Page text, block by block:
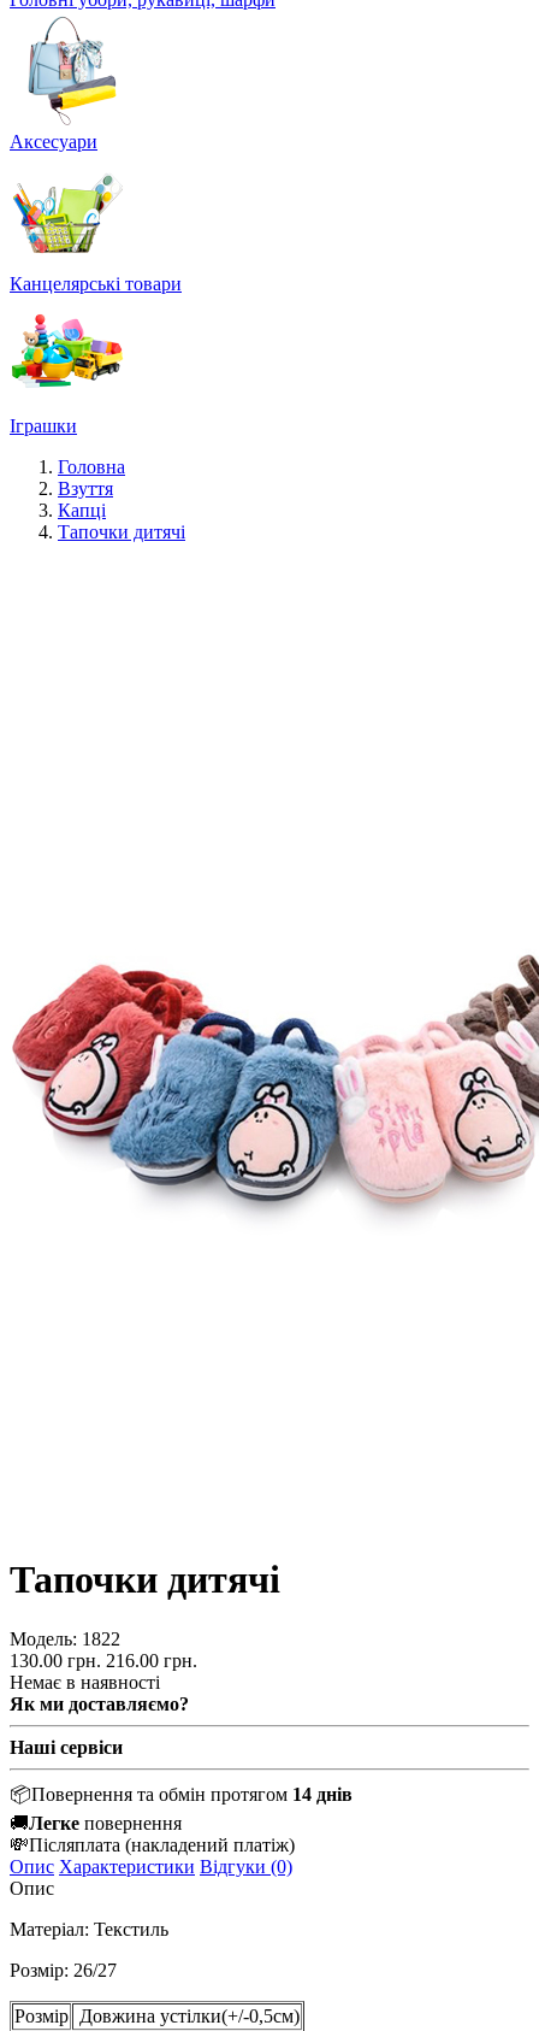
Аксесуари
Канцелярські товари
Іграшки
Головна
Взуття
Капці
Тапочки дитячі
Тапочки дитячі
Модель: 1822
130.00 грн. 216.00 грн.
Немає в наявності
Як ми доставляємо?
Наші сервіси
📦Повернення та обмін протягом 14 днів
🚚Легке повернення
💸Післяплата (накладений платіж)
Опис Характеристики Відгуки (0)
Опис
Матеріал: Текстиль
Розмір: 26/27
Розмір Довжина устілки(+/-0,5см)